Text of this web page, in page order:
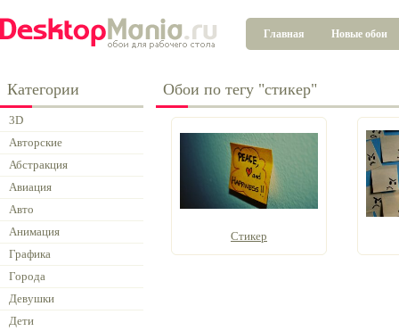
Главная Новые обои
Категории
3D
Авторские
Абстракция
Авиация
Авто
Анимация
Графика
Города
Девушки
Дети
Обои по тегу "стикер"
Стикер